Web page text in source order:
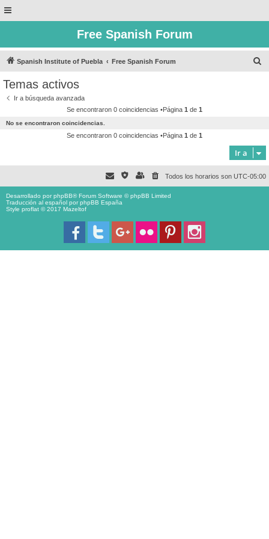
Free Spanish Forum
Spanish Institute of Puebla Free Spanish Forum
Temas activos
Ir a búsqueda avanzada
Se encontraron 0 coincidencias •Página 1 de 1
No se encontraron coincidencias.
Se encontraron 0 coincidencias •Página 1 de 1
Ir a
Todos los horarios son UTC-05:00
Desarrollado porphpBB® Forum Software © phpBB Limited
Traducción al español porphpBB España
Style proflat © 2017 Mazeltof